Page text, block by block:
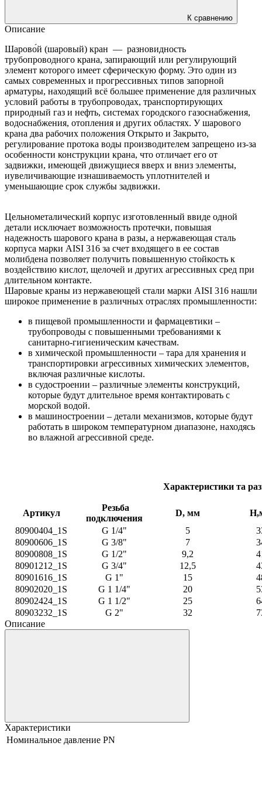
К сравнению
Описание
Шарово́й (шаровый) кран — разновидность
трубопроводного крана, запирающий или регулирующий
элемент которого имеет сферическую форму. Это один из
самых современных и прогрессивных типов запорной
арматуры, находящий всё большее применение для различных
условий работы в трубопроводах, транспортирующих
природный газ и нефть, системах городского газоснабжения,
водоснабжения, отопления и других областях. У шарового
крана два рабочих положения Открыто и Закрыто,
регулирование протока воды производителем запрещено из-за
особенности конструкции крана, что отличает его от
задвижки, имеющей движущиеся вверх и вниз элементы,
иувеличивающие изнашиваемость уплотнителей и
уменьшающие срок службы задвижки.
Цельнометалический корпус изготовленный ввиде одной
детали исключает возможность протечки, повышая
надежность шарового крана в разы, а нержавеющая сталь
корпуса марки AISI 316 за счет входящего в ее состав
молибдена позволяет получить повышенную стойкость к
воздействию кислот, щелочей и других агрессивных сред при
длительном контакте.
Шаровые краны из нержавеющей стали марки AISI 316 нашли
широкое применение в различных отраслях промышленности:
в пищевой промышленности и фармацевтики –
трубопроводы с повышенными требованиями к
санитарно-гигиеническим качествам.
в химической промышленности – тара для хранения и
транспортировки агрессивных химических элементов,
включая различные кислоты.
в судостроении – различные элементы конструкций,
которые будут длительное время контактировать с
морской водой.
в машиностроении – детали механизмов, которые будут
работать в широком температурном диапазоне, находясь
во влажной агрессивной среде.
Характеристики та
Артикул
Резьба
подключения
D, мм
80900404_1S
G 1/4" 5
80900606_1S
G 3/8" 7
80900808_1S
G 1/2" 9,2
80901212_1S
G 3/4" 12,5
80901616_1S
G 1" 15
80902020_1S
G 1 1/4" 20
80902424_1S
G 1 1/2" 25
80903232_1S
G 2" 32
Описание
Характеристики
Номинальное давление PN